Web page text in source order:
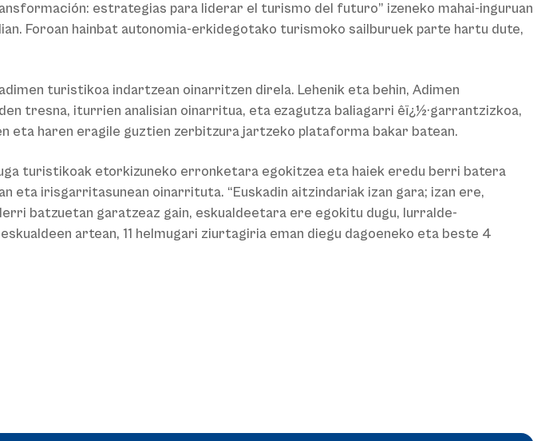
estrategias para liderar el turismo del futuro” izeneko mahai-inguruan
Foroan hainbat autonomia-erkidegotako turismoko sailburuek parte hartu dute,
turistikoa indartzean oinarritzen direla. Lehenik eta behin, Adimen
tresna, iturrien analisian oinarritua, eta ezagutza baliagarri êï¿½·garrantzizkoa,
eta haren eragile guztien zerbitzura jartzeko plataforma bakar batean.
turistikoak etorkizuneko erronketara egokitzea eta haiek eredu berri batera
eta irisgarritasunean oinarrituta. “Euskadin aitzindariak izan gara; izan ere,
batzuetan garatzeaz gain, eskualdeetara ere egokitu dugu, lurralde-
artean, 11 helmugari ziurtagiria eman diegu dagoeneko eta beste 4